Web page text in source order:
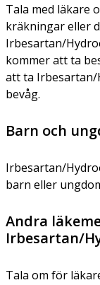
Tala med läkare
kräkningar eller
Irbesartan/
kommer att ta
att ta Irbesartan/
bevåg.
Barn och
Irbesartan/
barn eller
Andra
Irbesartan/
Tala om för